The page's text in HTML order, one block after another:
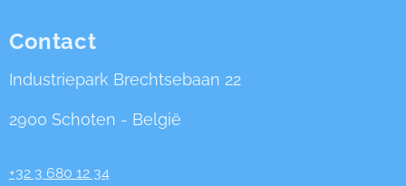
Contact
Industriepark Brechtsebaan 22
2900 Schoten - België
+32 3 680 12 34